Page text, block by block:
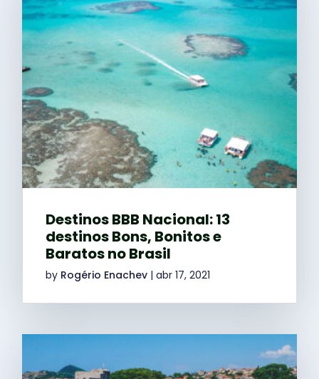
Destinos BBB Nacional: 13
destinos Bons, Bonitos e
Baratos no Brasil
by Rogério Enachev |abr 17, 2021